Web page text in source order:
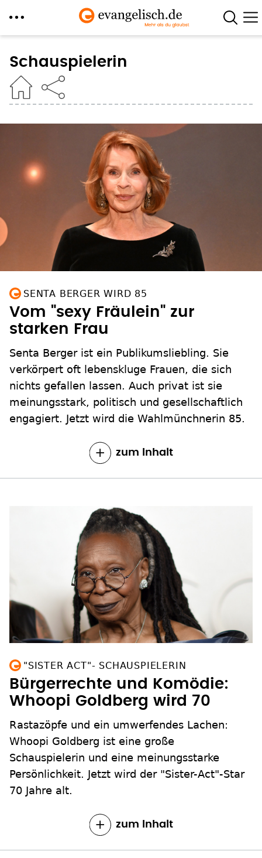
zum
Inhalt
Schauspielerin
SENTA BERGER WIRD 85
Vom "sexy Fräulein" zur
starken Frau
Senta Berger ist ein Publikumsliebling. Sie
verkörpert oft lebenskluge Frauen, die sich
nichts gefallen lassen. Auch privat ist sie
meinungsstark, politisch und gesellschaftlich
engagiert. Jetzt wird die Wahlmünchnerin 85.
zum Inhalt
"SISTER ACT"- SCHAUSPIELERIN
Bürgerrechte und Komödie:
Whoopi Goldberg wird 70
Rastazöpfe und ein umwerfendes Lachen:
Whoopi Goldberg ist eine große
Schauspielerin und eine meinungsstarke
Persönlichkeit. Jetzt wird der "Sister-Act"-Star
70 Jahre alt.
zum Inhalt